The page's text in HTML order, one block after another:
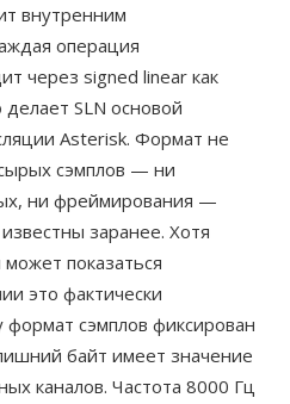
внутренним
операция
через signed linear как
SLN основой
Asterisk. Формат не
сэмплов — ни
ни фреймирования —
заранее. Хотя
показаться
это фактически
сэмплов фиксирован
байт имеет значение
каналов. Частота 8000 Гц